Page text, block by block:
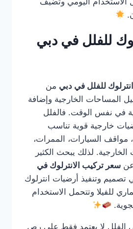
للفلل في دبي
للفلل في دبي من
المساحات الخارجية وإضافة
في نفس الوقت. فالفلل
خارجية قوية تناسب
مواقف السيارات، الممرات،
الخارجية. لذلك يبحث الكثير
سعر تركيب الانترلوك في
تصميم وتنفيذ أرضيات انترلوك
للفيلا وتتحمل الاستخدام
الفلل لا يعتمد فقط على رص